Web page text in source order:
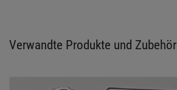
Verwandte Produkte und Zubehör